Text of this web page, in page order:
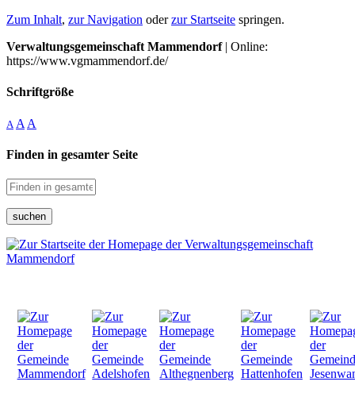
Zum Inhalt, zur Navigation oderzur Startseite springen.
Verwaltungsgemeinschaft Mammendorf| Online:
https://www.vgmammendorf.de/
Schriftgröße
A A A
Finden in gesamter Seite
suchen